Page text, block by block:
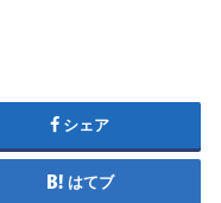
シェア
はてブ